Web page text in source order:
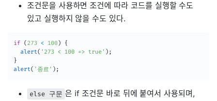
조건문을 사용하면 조건에 따라 코드를 실행할 수도
있고 실행하지 않을 수도 있다.
if ( 273 < 100 )
{
alert( '273 < 100 => true' ) ;
}
alert( '종료' ) ;
else 구문 은 if 조건문 바로 뒤에 붙여서 사용되며,